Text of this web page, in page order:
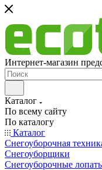
Интернет-магазин
Каталог
По всему сайту
По каталогу
Каталог
Снегоуборочная
Снегоуборщики
Снегоуборочные